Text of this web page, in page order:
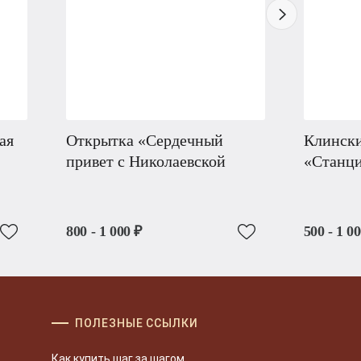
Открытка «Сердечный
привет с Николаевской
800 - 1 000 ₽ 500 - 1
ПОЛЕЗНЫЕ ССЫЛКИ
Как купить шаг за шагом